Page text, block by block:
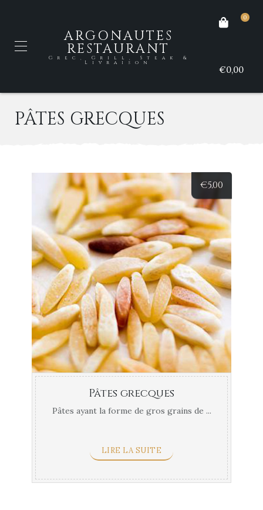
ARGONAUTES
RESTAURANT
Grec, Grill, Steak &
Livraison
0
€0,00
PÂTES GRECQUES
€5,00
Pâtes grecques
Pâtes ayant la forme de gros grains de ...
LIRE LA SUITE